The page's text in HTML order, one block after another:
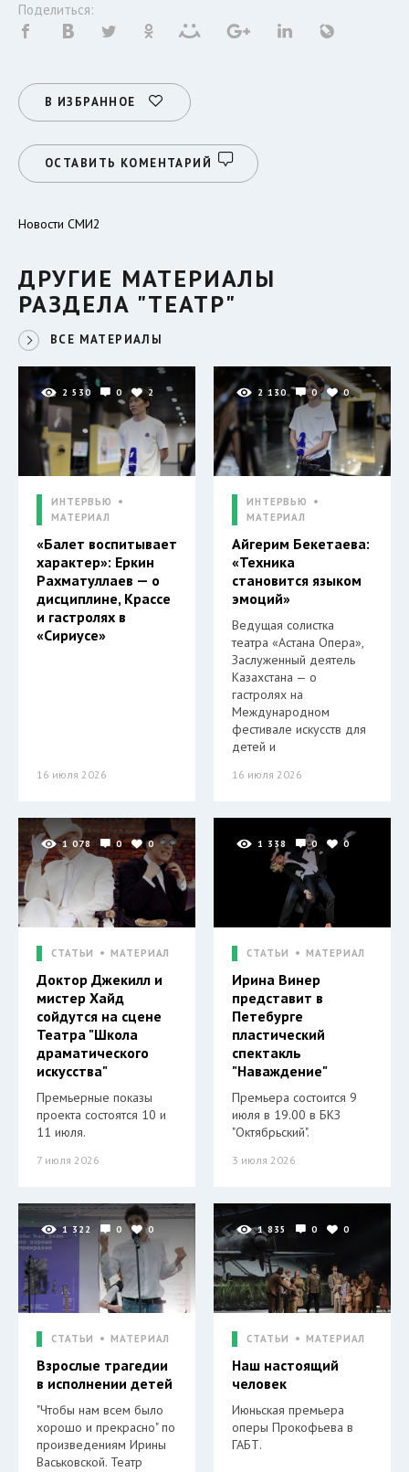
Поделиться:
В ИЗБРАННОЕ
ОСТАВИТЬ КОМЕНТАРИЙ
Новости СМИ2
ДРУГИЕ МАТЕРИАЛЫ
РАЗДЕЛА "ТЕАТР"
ВСЕ МАТЕРИАЛЫ
2 530 0 2
ИНТЕРВЬЮ
МАТЕРИАЛ
«Балет воспитывает
характер»: Еркин
Рахматуллаев — о
дисциплине, Крассе
и гастролях в
«Сириусе»
16 июля 2026
2 130 0 0
ИНТЕРВЬЮ
МАТЕРИАЛ
Айгерим Бекетаева:
«Техника
становится языком
эмоций»
Ведущая солистка
театра «Астана Опера»,
Заслуженный деятель
Казахстана — о
гастролях на
Международном
фестивале искусств для
детей и
16 июля 2026
1 078 0 0
СТАТЬИ МАТЕРИАЛ
Доктор Джекилл и
мистер Хайд
сойдутся на сцене
Театра "Школа
драматического
искусства"
Премьерные показы
проекта состоятся 10 и
11 июля.
7 июля 2026
1 338 0 0
СТАТЬИ МАТЕРИАЛ
Ирина Винер
представит в
Петебурге
пластический
спектакль
"Наваждение"
Премьера состоится 9
июля в 19.00 в БКЗ
"Октябрьский".
3 июля 2026
1 322 0 0
СТАТЬИ МАТЕРИАЛ
Взрослые трагедии
в исполнении детей
"Чтобы нам всем было
хорошо и прекрасно" по
произведениям Ирины
Васьковской. Театр
1 835 0 0
СТАТЬИ МАТЕРИАЛ
Наш настоящий
человек
Июньская премьера
оперы Прокофьева в
ГАБТ.